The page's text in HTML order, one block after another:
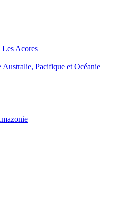
Acores
Australie, Pacifique et Océanie